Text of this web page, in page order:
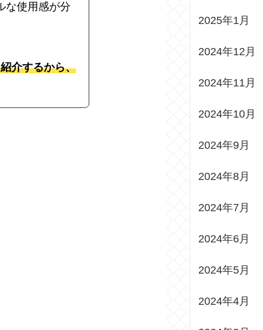
な使用感が分
介するから、
2025年1月
2024年12月
2024年11月
2024年10月
2024年9月
2024年8月
2024年7月
2024年6月
2024年5月
2024年4月